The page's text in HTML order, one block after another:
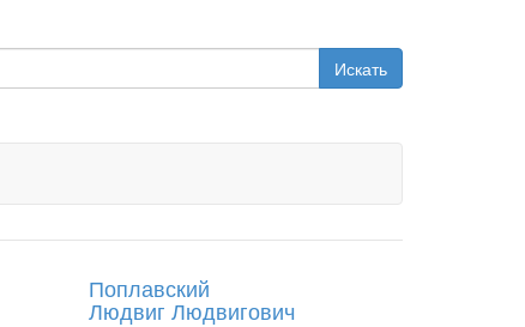
Искать
Поплавский
Людвиг Людвигович